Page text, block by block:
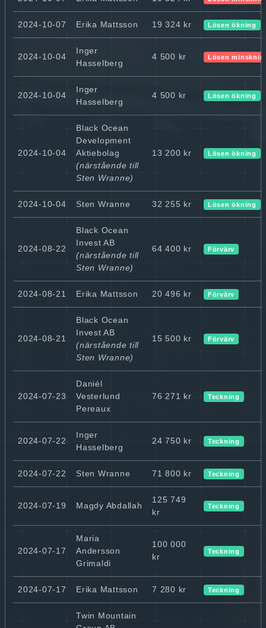
2024-10-07 Erika Mattsson 19 324 kr Lösen ökning
2024-10-04
Inger
Hasselberg
4 500 kr Lösen
2024-10-04
Inger
Hasselberg
4 500 kr Lösen ökning
2024-10-04
Black Ocean
Development
Aktiebolag
(närstående till
Sten Wranne)
13 200 kr Lösen ökning
2024-10-04 Sten Wranne 32 255 kr Lösen ökning
2024-08-22
Black Ocean
Invest AB
(närstående till
Sten Wranne)
64 400 kr Förvärv
2024-08-21 Erika Mattsson 20 496 kr Förvärv
2024-08-21
Black Ocean
Invest AB
(närstående till
Sten Wranne)
15 500 kr Förvärv
2024-07-23
Daniél
Vesterlund
Pereaux
76 271 kr Teckning
2024-07-22
Inger
Hasselberg
24 750 kr Teckning
2024-07-22 Sten Wranne 71 800 kr Teckning
2024-07-19 Magdy Abdallah
125 749
kr
Teckning
2024-07-17
Maria
Andersson
Grimaldi
100 000
kr
Teckning
2024-07-17 Erika Mattsson 7 280 kr Teckning
Twin Mountain